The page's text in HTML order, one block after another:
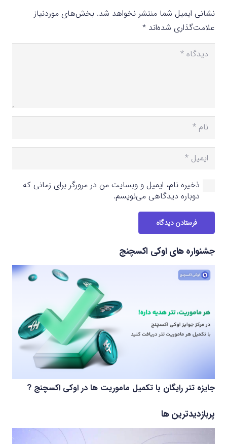
نشانی ایمیل شما منتشر نخواهد شد. بخش‌های موردنیاز
علامت‌گذاری شده‌اند *
ذخیره نام، ایمیل و وبسایت من در مرورگر برای زمانی که
دوباره دیدگاهی می‌نویسم.
فرستادن دیدگاه
جشنواره های اوکی اکسچنج
جایزه تتر رایگان با تکمیل ماموریت ها در اوکی اکسچنج ?
پربازدیدترین ها